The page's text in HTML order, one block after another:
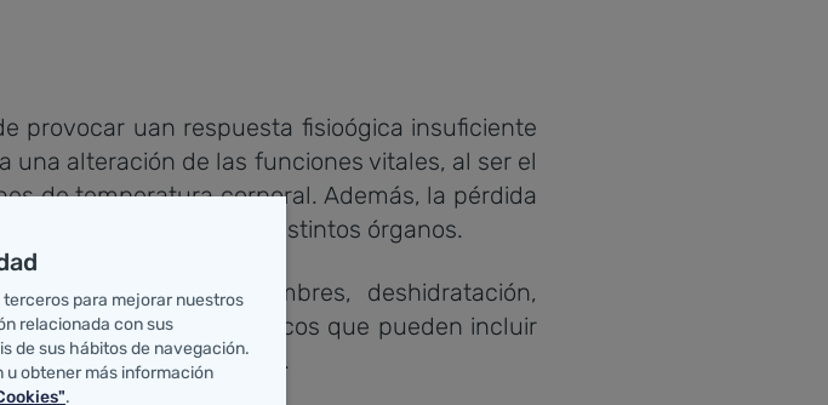
provocar uan respuesta fisioógica insuficiente
alteración de las funciones vitales, al ser el
de temperatura corporal. Además, la pérdida
del funcionamiento de distintos órganos.
salud como calambres, deshidratación,
problemas multiorgánicos que pueden incluir
e incluso coma.
para mejorar nuestros
relacionada con sus
de sus hábitos de navegación.
u obtener más información
.